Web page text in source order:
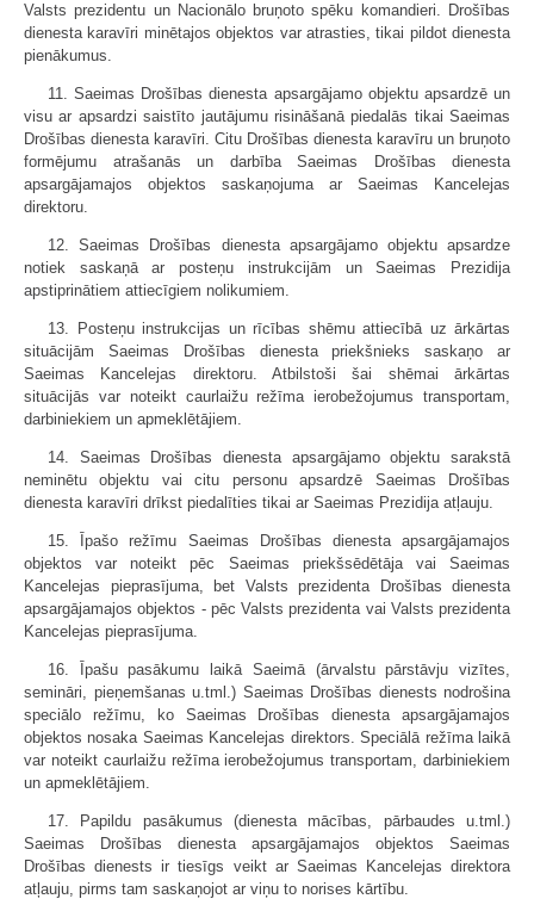
Valsts prezidentu un Nacionālo bruņoto spēku komandieri. Drošības
dienesta karavīri minētajos objektos var atrasties, tikai pildot dienesta
pienākumus.
11. Saeimas Drošības dienesta apsargājamo objektu apsardzē un
visu ar apsardzi saistīto jautājumu risināšanā piedalās tikai Saeimas
Drošības dienesta karavīri. Citu Drošības dienesta karavīru un bruņoto
formējumu atrašanās un darbība Saeimas Drošības dienesta
apsargājamajos objektos saskaņojuma ar Saeimas Kancelejas
direktoru.
12. Saeimas Drošības dienesta apsargājamo objektu apsardze
notiek saskaņā ar posteņu instrukcijām un Saeimas Prezidija
apstiprinātiem attiecīgiem nolikumiem.
13. Posteņu instrukcijas un rīcības shēmu attiecībā uz ārkārtas
situācijām Saeimas Drošības dienesta priekšnieks saskaņo ar
Saeimas Kancelejas direktoru. Atbilstoši šai shēmai ārkārtas
situācijās var noteikt caurlaižu režīma ierobežojumus transportam,
darbiniekiem un apmeklētājiem.
14. Saeimas Drošības dienesta apsargājamo objektu sarakstā
neminētu objektu vai citu personu apsardzē Saeimas Drošības
dienesta karavīri drīkst piedalīties tikai ar Saeimas Prezidija atļauju.
15. Īpašo režīmu Saeimas Drošības dienesta apsargājamajos
objektos var noteikt pēc Saeimas priekšsēdētāja vai Saeimas
Kancelejas pieprasījuma, bet Valsts prezidenta Drošības dienesta
apsargājamajos objektos - pēc Valsts prezidenta vai Valsts prezidenta
Kancelejas pieprasījuma.
16. Īpašu pasākumu laikā Saeimā (ārvalstu pārstāvju vizītes,
semināri, pieņemšanas u.tml.) Saeimas Drošības dienests nodrošina
speciālo režīmu, ko Saeimas Drošības dienesta apsargājamajos
objektos nosaka Saeimas Kancelejas direktors. Speciālā režīma laikā
var noteikt caurlaižu režīma ierobežojumus transportam, darbiniekiem
un apmeklētājiem.
17. Papildu pasākumus (dienesta mācības, pārbaudes u.tml.)
Saeimas Drošības dienesta apsargājamajos objektos Saeimas
Drošības dienests ir tiesīgs veikt ar Saeimas Kancelejas direktora
atļauju, pirms tam saskaņojot ar viņu to norises kārtību.